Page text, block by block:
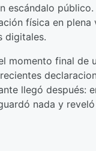
escándalo
física en
digitales.
momento final de
llegó después:
nada y